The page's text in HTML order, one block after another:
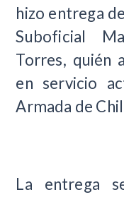
hizo entrega
Suboficial
Torres, quién
en servicio
Armada de
La entrega